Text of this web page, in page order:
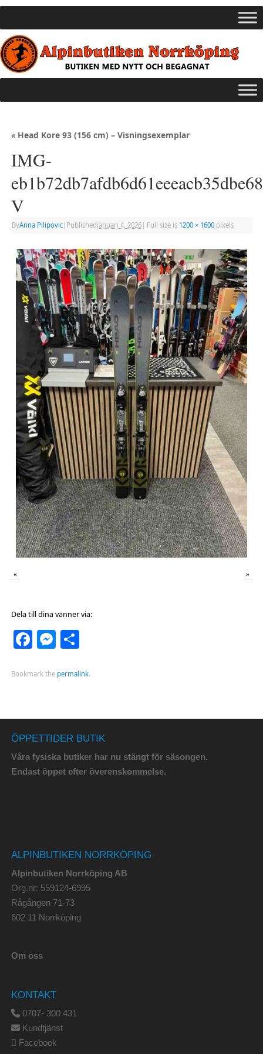
«Head Kore 93 (156 cm) – Visningsexemplar
IMG-
V
ByAnna Pilipovic| Published januari 4, 2026| Full size is 1200 × 1600pixels
« »
Dela till dina vänner via:
Facebook
Messenger
Dela
Bookmark the permalink.
ÖPPETTIDER BUTIK
Våra fysiska butiker har nu stängt för säsongen.
Endast öppet efter överenskommelse.
ALPINBUTIKEN NORRKÖPING
Alpinbutiken Norrköping AB
Org.nr: 559124-6995
Rågången 71-73
602 11 Norrköping
Om oss
KONTAKT
0707- 300 431
Kundtjänst
Facebook